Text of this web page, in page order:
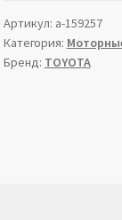
Артикул: a-159257
Категория:
Бренд: TOYOTA